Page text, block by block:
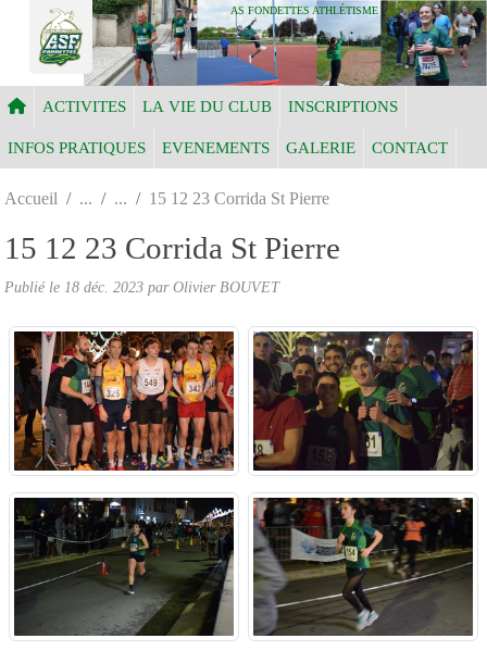
AS FONDETTES ATHLÉTISME
ACTIVITES LA VIE DU CLUB INSCRIPTIONS
INFOS PRATIQUES EVENEMENTS GALERIE CONTACT
Accueil 15 12 23 Corrida St Pierre
15 12 23 Corrida St Pierre
Publié le 18 déc. 2023 par Olivier BOUVET
Panneau de gestion des cookies